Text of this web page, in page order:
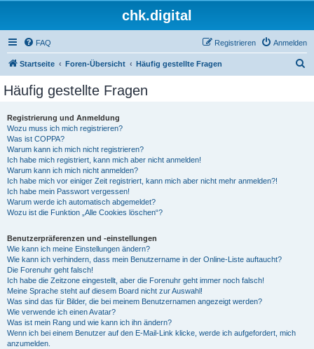
chk.digital
FAQ Anmelden
Registrieren
Startseite Foren-Übersicht Häufig gestellte Fragen
Häufig gestellte Fragen
Registrierung und Anmeldung
Wozu muss ich mich registrieren?
Was ist COPPA?
Warum kann ich mich nicht registrieren?
Ich habe mich registriert, kann mich aber nicht anmelden!
Warum kann ich mich nicht anmelden?
Ich habe mich vor einiger Zeit registriert, kann mich aber nicht mehr anmelden?!
Ich habe mein Passwort vergessen!
Warum werde ich automatisch abgemeldet?
Wozu ist die Funktion „Alle Cookies löschen“?
Benutzerpräferenzen und -einstellungen
Wie kann ich meine Einstellungen ändern?
Wie kann ich verhindern, dass mein Benutzername in der Online-Liste auftaucht?
Die Forenuhr geht falsch!
Ich habe die Zeitzone eingestellt, aber die Forenuhr geht immer noch falsch!
Meine Sprache steht auf diesem Board nicht zur Auswahl!
Was sind das für Bilder, die bei meinem Benutzernamen angezeigt werden?
Wie verwende ich einen Avatar?
Was ist mein Rang und wie kann ich ihn ändern?
Wenn ich bei einem Benutzer auf den E-Mail-Link klicke, werde ich aufgefordert, mich
anzumelden.